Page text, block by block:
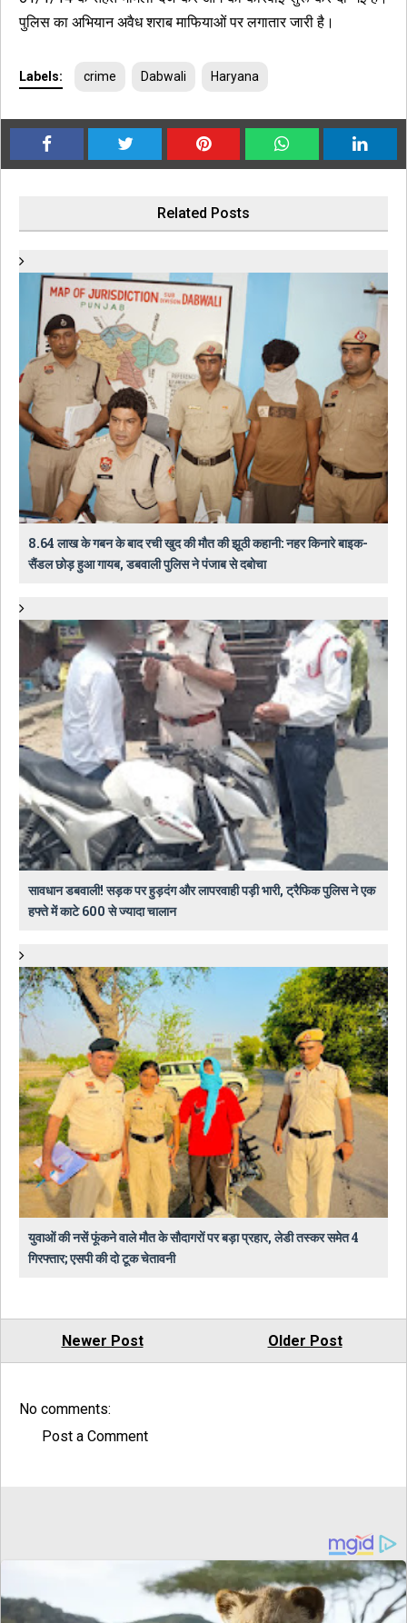
पुलिस का अभियान अवैध शराब माफियाओं पर लगातार जारी है।
Labels: crime Dabwali Haryana
Related Posts
8.64 लाख के गबन के बाद रची खुद की मौत की झूठी कहानी: नहर किनारे बाइक-
सैंडल छोड़ हुआ गायब, डबवाली पुलिस ने पंजाब से दबोचा
सावधान डबवाली! सड़क पर हुड़दंग और लापरवाही पड़ी भारी, ट्रैफिक पुलिस ने एक
हफ्ते में काटे 600 से ज्यादा चालान
युवाओं की नसें फूंकने वाले मौत के सौदागरों पर बड़ा प्रहार, लेडी तस्कर समेत 4
गिरफ्तार; एसपी की दो टूक चेतावनी
Newer Post Older Post
No comments:
Post a Comment